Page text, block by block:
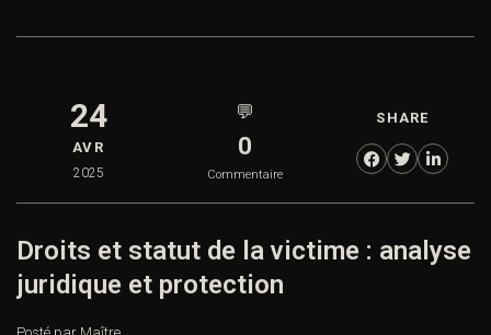
24
AVR
2025
💬
0
Commentaire
SHARE
Droits et statut de la victime : analyse
juridique et protection